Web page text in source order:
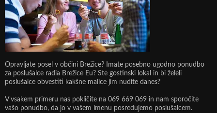
Opravljate posel v občini Brežice? Imate posebno ugodno ponudbo
za poslušalce radia Brežice Eu? Ste gostinski lokal in bi želeli
poslušalce obvestiti kakšne malice jim nudite danes?
V vsakem primeru nas pokličite na 069 669 069 in nam sporočite
vašo ponudbo, da jo v vašem imenu posredujemo poslušalcem.